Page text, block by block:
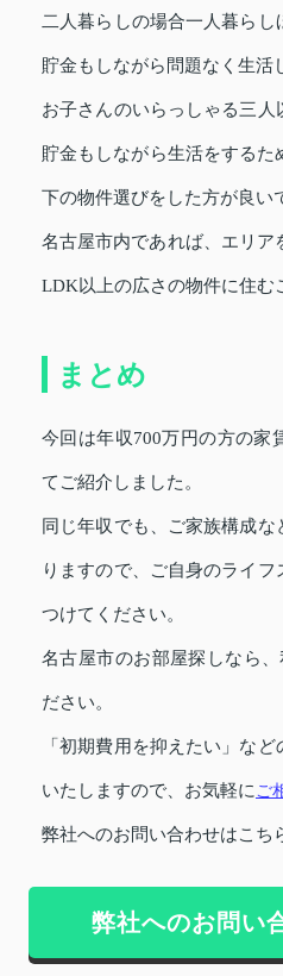
二人暮らしの場合一人暮らし
貯金もしながら問題なく生活
お子さんのいらっしゃる三人
貯金もしながら生活をするた
下の物件選びをした方が良い
名古屋市内であれば、エリア
LDK以上の広さの物件に住む
まとめ
今回は年収700万円の方の家
てご紹介しました。
同じ年収でも、ご家族構成
りますので、ご自身のライ
つけてください。
名古屋市のお部屋探しなら、
ださい。
「初期費用を抑えたい」な
いたしますので、お気軽に ご
弊社へのお問い合わせはこち
弊社へのお問い